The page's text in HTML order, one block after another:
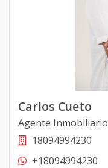
Carlos Cueto
Agente Inmobiliario
18094994230
+18094994230